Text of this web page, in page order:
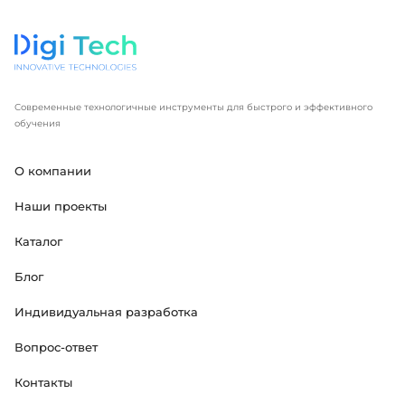
Современные технологичные инструменты для быстрого и эффективного
обучения
О компании
Наши проекты
Каталог
Блог
Индивидуальная разработка
Вопрос-ответ
Контакты